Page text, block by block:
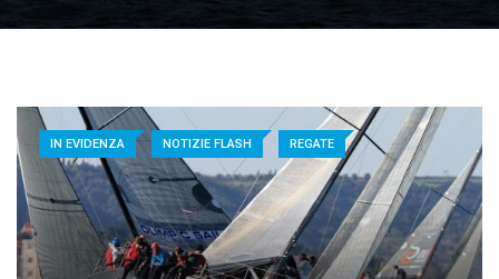
IN EVIDENZA NOTIZIE FLASH REGATE